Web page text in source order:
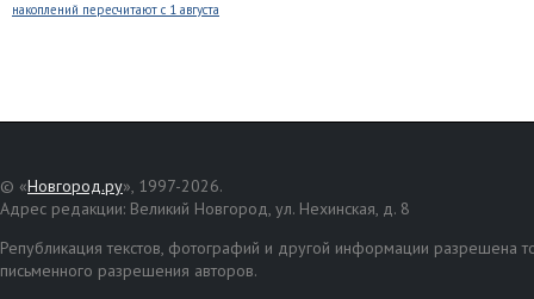
накоплений пересчитают с 1 августа
© «Новгород.ру», 1997-2026.
Адрес редакции: Великий Новгород, ул. Нехинская, д. 8
Републикация текстов, фотографий и другой информации разрешена
письменного разрешения авторов.